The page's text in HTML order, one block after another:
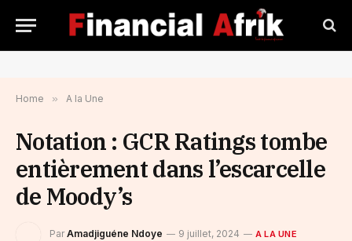
Home » A la Une
Notation : GCR Ratings tombe
entièrement dans l’escarcelle
de Moody’s
Par Amadjiguéne Ndoye 9 juillet, 2024 A LA UNE